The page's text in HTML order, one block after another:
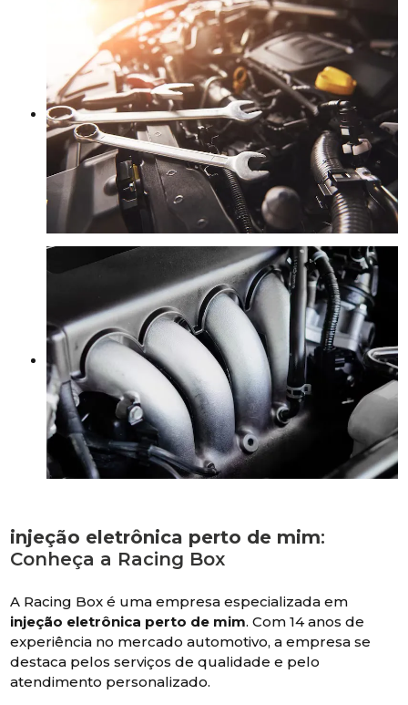
injeção eletrônica perto de mim:
Conheça a Racing Box
A Racing Box é uma empresa especializada em
injeção eletrônica perto de mim. Com 14 anos de
experiência no mercado automotivo, a empresa se
destaca pelos serviços de qualidade e pelo
atendimento personalizado.